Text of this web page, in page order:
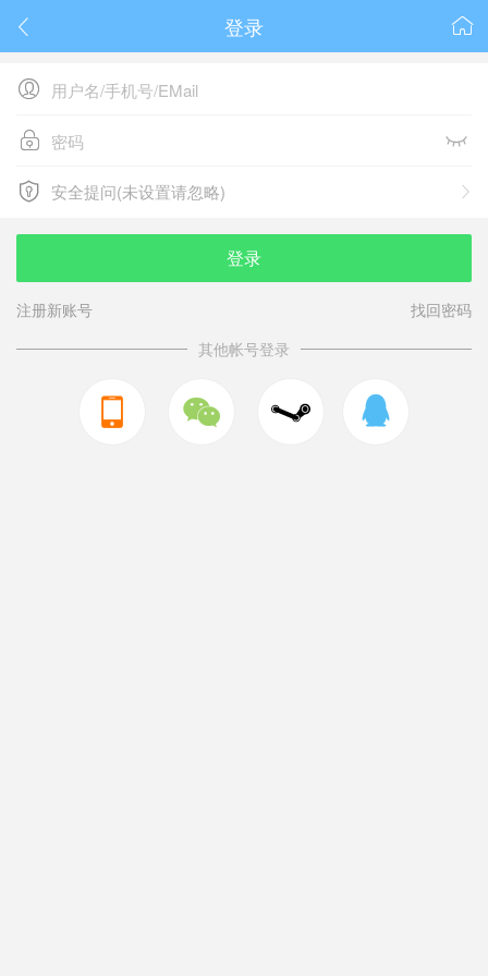
 
登录

 
 
安全提问(未设置请忽略)
安全提问(未设置请忽略)
登录
注册新账号
找回密码
其他帐号登录
  